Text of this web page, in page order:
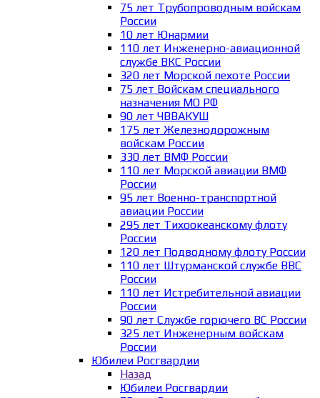
75 лет Трубопроводным войскам
России
10 лет Юнармии
110 лет Инженерно-авиационной
службе ВКС России
320 лет Морской пехоте России
75 лет Войскам специального
назначения МО РФ
90 лет ЧВВАКУШ
175 лет Железнодорожным
войскам России
330 лет ВМФ России
110 лет Морской авиации ВМФ
России
95 лет Военно-транспортной
авиации России
295 лет Тихоокеанскому флоту
России
120 лет Подводному флоту России
110 лет Штурманской службе ВВС
России
110 лет Истребительной авиации
России
90 лет Службе горючего ВС России
325 лет Инженерным войскам
России
Юбилеи Росгвардии
Назад
Юбилеи Росгвардии